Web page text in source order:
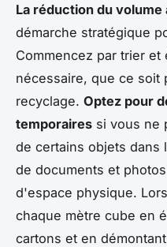
La réduction du volume
démarche stratégique
Commencez par trier
nécessaire, que ce soit
recyclage. Optez pour
temporaires si vous ne
de certains objets dans
de documents et
d'espace physique.
chaque mètre cube en
cartons et en